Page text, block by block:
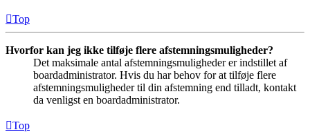
Top
Hvorfor kan jeg ikke tilføje flere afstemningsmuligheder?
Det maksimale antal afstemningsmuligheder er indstillet af
boardadministrator. Hvis du har behov for at tilføje flere
afstemningsmuligheder til din afstemning end tilladt, kontakt
da venligst en boardadministrator.
Top